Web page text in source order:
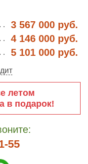
3 567 000 руб.
4 146 000 руб.
5 101 000 руб.
летом
в подарок!
55